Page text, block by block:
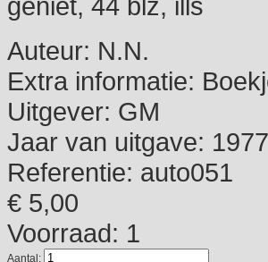
geniet, 44 blz, ills
Auteur: N.N.
Extra informatie:
Uitgever: GM
Jaar van uitgave: 1977
Referentie: auto051
€ 5,00
Voorraad: 1
Aantal: